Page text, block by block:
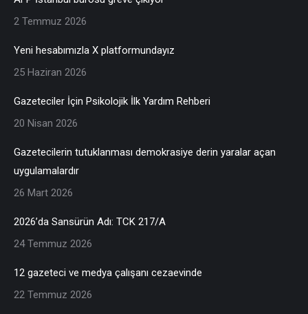
2 Temmuz 2026
Yeni hesabımızla X platformundayız
25 Haziran 2026
Gazeteciler İçin Psikolojik İlk Yardım Rehberi
20 Nisan 2026
Gazetecilerin tutuklanması demokrasiye derin yaralar açan
uygulamalardır
26 Mart 2026
2026’da Sansürün Adı: TCK 217/A
24 Temmuz 2026
12 gazeteci ve medya çalışanı cezaevinde
22 Temmuz 2026